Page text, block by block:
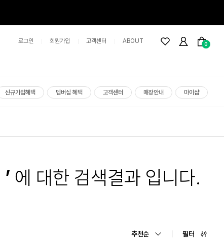
로그인 회원가입 고객센터 ABOUT 0
신규가입혜택 멤버십 혜택 고객센터 매장안내 마이샵
’ 에 대한 검색결과 입니다.
추천순 필터